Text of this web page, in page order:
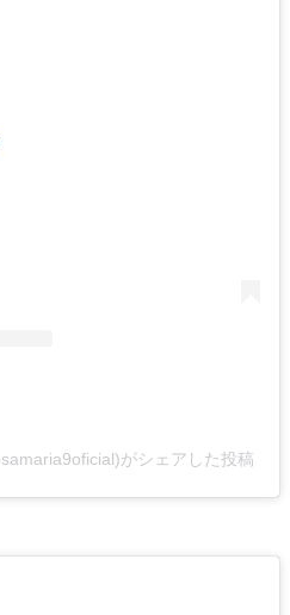
がシェアした投稿